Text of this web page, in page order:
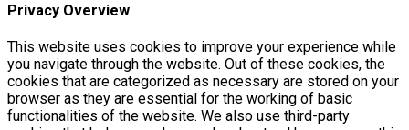
Privacy Overview
This website uses cookies to improve your experience while
you navigate through the website. Out of these cookies, the
cookies that are categorized as necessary are stored on your
browser as they are essential for the working of basic
functionalities of the website. We also use third-party